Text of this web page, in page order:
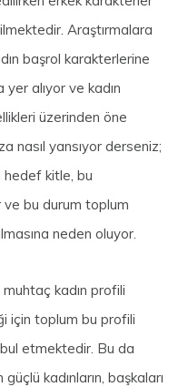
Araştırmalara
başrol karakterlerine
alıyor ve kadın
üzerinden öne
nasıl yansıyor derseniz;
hedef kitle, bu
ve bu durum toplum
neden oluyor.
kadın profili
için toplum bu profili
etmektedir. Bu da
kadınların, başkaları